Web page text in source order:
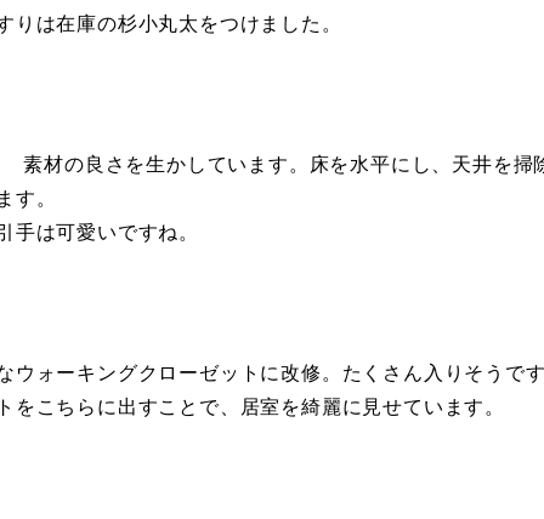
は在庫の杉小丸太をつけました。
材の良さを生かしています。床を水平にし、天井を掃
。
は可愛いですね。
ォーキングクローゼットに改修。たくさん入りそうです
こちらに出すことで、居室を綺麗に見せています。